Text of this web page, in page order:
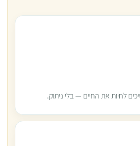
לחיות את החיים — בלי ניתוק.